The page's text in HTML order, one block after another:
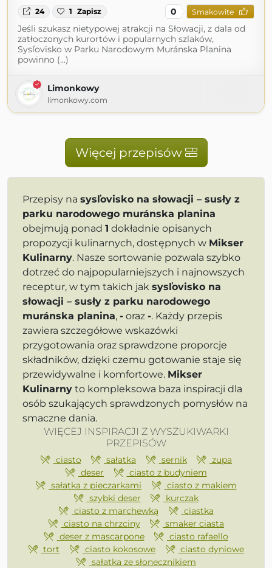
24 1 Zapisz 0 Smakowite
Jeśli szukasz nietypowej atrakcji na Słowacji, z dala od
zatłoczonych kurortów i popularnych szlaków,
Sysľovisko w Parku Narodowym Muránska Planina
powinno (...)
Limonkowy
limonkowy.com
Więcej przepisów
Przepisy na sysľovisko na słowacji – susły z
parku narodowego muránska planina
obejmują ponad 1 dokładnie opisanych
propozycji kulinarnych, dostępnych w Mikser
Kulinarny. Nasze sortowanie pozwala szybko
dotrzeć do najpopularniejszych i najnowszych
receptur, w tym takich jak sysľovisko na
słowacji – susły z parku narodowego
muránska planina, - oraz -. Każdy przepis
zawiera szczegółowe wskazówki
przygotowania oraz sprawdzone proporcje
składników, dzięki czemu gotowanie staje się
przewidywalne i komfortowe. Mikser
Kulinarny to kompleksowa baza inspiracji dla
osób szukających sprawdzonych pomysłów na
smaczne dania.
WIĘCEJ INSPIRACJI Z WYSZUKIWARKI
PRZEPISÓW
ciasto sałatka sernik
zupa
deser
ciasto z budyniem
sałatka z pieczarkami
ciasto z makiem
szybki deser
kurczak
ciasto z marchewką
ciastka
ciasto na chrzciny
smaker ciasta
deser z mascarpone
ciasto rafaello
tort
ciasto kokosowe
ciasto dyniowe
sałatka ze słonecznikiem